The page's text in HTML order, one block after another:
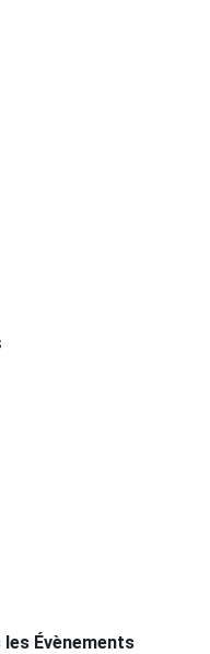
les Évènements